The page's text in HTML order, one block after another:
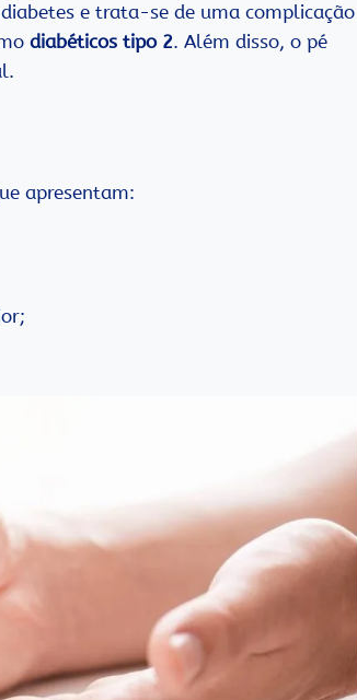
e trata-se de uma complicação
diabéticos tipo 2. Além disso, o pé
apresentam: